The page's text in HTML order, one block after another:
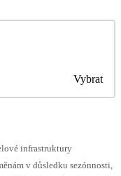
Vybrat
infrastruktury
v důsledku sezónnosti,